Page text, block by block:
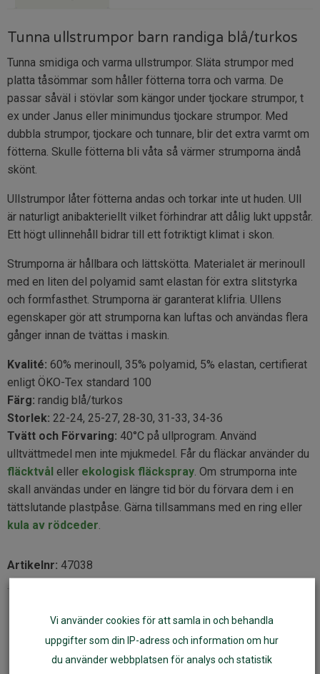
Tunna ullstrumpor barn randiga blå/turkos
Tunna smidiga och varma ullstrumpor. Släta strumpor med
platta tåsömmar som håller fötterna torra och varma. De
passar såväl i stövlar som kängor under tjockare strumpor, t
ex under Janus eller minimundus tjockare strumpor. Med
dubbla strumpor, tjockare och tunnare, blir det extra varmt om
fötterna. Skulle fötterna bli våta så värmer strumporna ändå
skönt.
Ullstrumpor låter fötterna andas och torkar inte ut huden. Ull
är naturligt anibakteriellt vilket förhindrar att dålig lukt uppstår.
Ett högt ullinnehåll bidrar till ett fotriktigt klimat i skon.
Strumporna är hållbara och lättskötta. Materialet är merinoull
med en liten del polyamid samt elastan för extra slitstyrka
och formfasthet. Strumporna är garanterat klifria. Ullens
egenskaper gör att strumporna kan luftas och användas flera
gånger innan de tvättas i maskin.
Kvalité: 60% merinoull, 35% polyamid, 5% elastan, certifierat
enligt ÖKO-Tex standard 100
Färg: randig blå/turkos
Storlek: 22-24, 25-27, 28-30, 31-33, 34-36
Tvätt och Förvaring: 40°C på ullprogram. Använd
ulltvättmedel men inte mjukmedel. Får du fläckar använder du
fläcktvål eller ekologisk fläckspray. Om strumporna inte
skall användas under en längre tid bör du förvara dem i en
tättslutande plastpåse. Gärna tillsammans med en ring eller
kula av rödceder.
Artikelnr: 47038
Fler varianter
Vi använder cookies för att samla in och behandla
uppgifter som din IP-adress och information om hur
du använder webbplatsen för analys och statistik